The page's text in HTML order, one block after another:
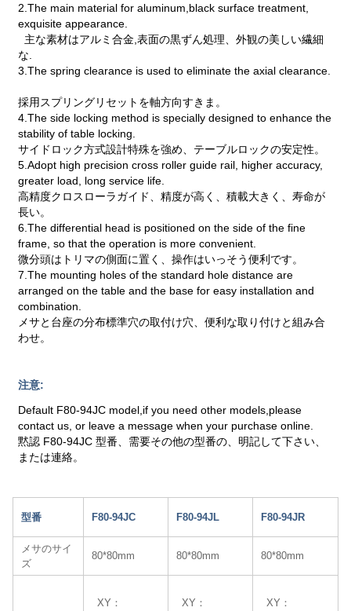
2.The main material for aluminum,black surface treatment,
exquisite appearance.
主な素材はアルミ合金,表面の黒ずん処理、外観の美しい繊細
な.
3.The spring clearance is used to eliminate the axial clearance.
採用スプリングリセットを軸方向すきま。
4.The side locking method is specially designed to enhance the
stability of table locking.
サイドロック方式設計特殊を強め、テーブルロックの安定性。
5.Adopt high precision cross roller guide rail, higher accuracy,
greater load, long service life.
高精度クロスローラガイド、精度が高く、積載大きく、寿命が
長い。
6.The differential head is positioned on the side of the fine
frame, so that the operation is more convenient.
微分頭はトリマの側面に置く、操作はいっそう便利です。
7.The mounting holes of the standard hole distance are
arranged on the table and the base for easy installation and
combination.
メサと台座の分布標準穴の取付け穴、便利な取り付けと組み合
わせ。
注意:
Default F80-94JC model,if you need other models,please
contact us, or leave a message when your purchase online.
黙認 F80-94JC 型番、需要その他の型番の、明記して下さい、
または連絡。
型番 F80-94JC F80-94JL F80-94JR
メサのサイ
ズ
80*80mm 80*80mm 80*80mm
XY： XY： XY：